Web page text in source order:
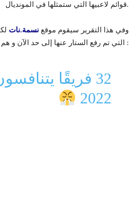
قوائم لاعبيها التي ستمثلها في المونديال.
وفي هذا التقرير سيقوم موقع نسمة.نات
التي تم رفع الستار عنها إلى حد الآن و هم كالتالي :
2022